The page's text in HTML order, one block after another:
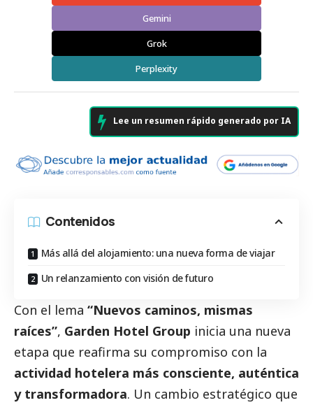
Gemini
Grok
Perplexity
Lee un resumen rápido generado por IA
Contenidos
Más allá del alojamiento: una nueva forma de viajar
Un relanzamiento con visión de futuro
Con el lema “Nuevos caminos, mismas
raíces”, Garden Hotel Group inicia una nueva
etapa que reafirma su compromiso con la
actividad hotelera más consciente, auténtica
y transformadora. Un cambio estratégico que